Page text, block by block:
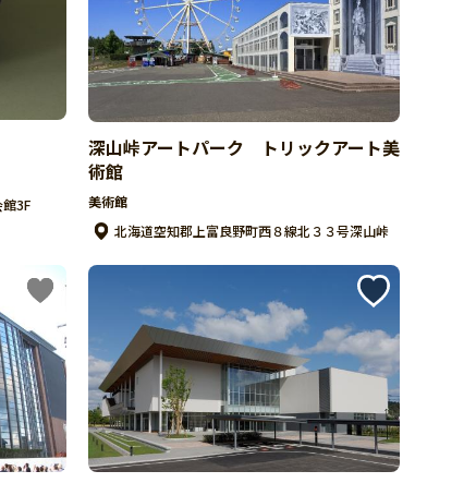
3F
深山峠アートパーク トリックアート美
術館
美術館
北海道空知郡上富良野町西８線北３３号深山峠